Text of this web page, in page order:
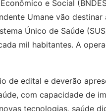
e Social
Umane vão
Único de Saúde
mil habitantes. A
de edital e deverão
com capacidade de
tecnologias, saúde